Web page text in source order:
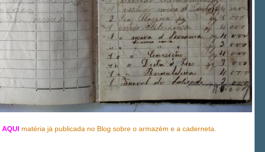
AQUI matéria já publicada no Blog sobre o armazém e a caderneta.